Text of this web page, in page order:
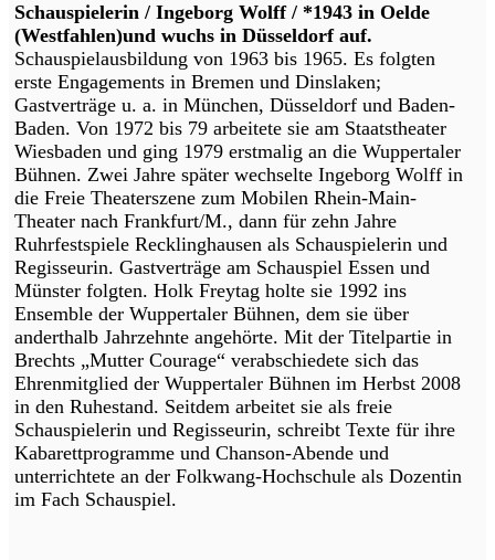
Schauspielerin / Ingeborg Wolff / *1943 in Oelde
(Westfahlen)und wuchs in Düsseldorf auf.
Schauspielausbildung von 1963 bis 1965. Es folgten
erste Engagements in Bremen und Dinslaken;
Gastverträge u. a. in München, Düsseldorf und Baden-
Baden. Von 1972 bis 79 arbeitete sie am Staatstheater
Wiesbaden und ging 1979 erstmalig an die Wuppertaler
Bühnen. Zwei Jahre später wechselte Ingeborg Wolff in
die Freie Theaterszene zum Mobilen Rhein-Main-
Theater nach Frankfurt/M., dann für zehn Jahre
Ruhrfestspiele Recklinghausen als Schauspielerin und
Regisseurin. Gastverträge am Schauspiel Essen und
Münster folgten. Holk Freytag holte sie 1992 ins
Ensemble der Wuppertaler Bühnen, dem sie über
anderthalb Jahrzehnte angehörte. Mit der Titelpartie in
Brechts „Mutter Courage“ verabschiedete sich das
Ehrenmitglied der Wuppertaler Bühnen im Herbst 2008
in den Ruhestand. Seitdem arbeitet sie als freie
Schauspielerin und Regisseurin, schreibt Texte für ihre
Kabarettprogramme und Chanson-Abende und
unterrichtete an der Folkwang-Hochschule als Dozentin
im Fach Schauspiel.